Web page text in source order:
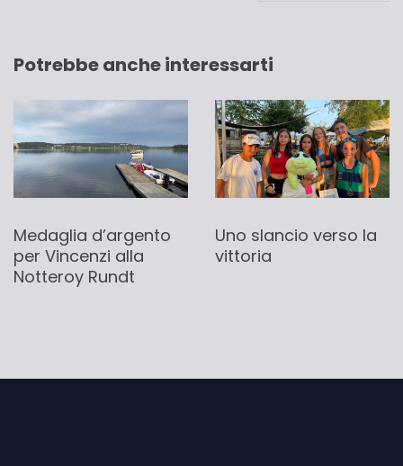
Potrebbe anche interessarti
Medaglia d’argento
per Vincenzi alla
Notteroy Rundt
Uno slancio verso la
vittoria